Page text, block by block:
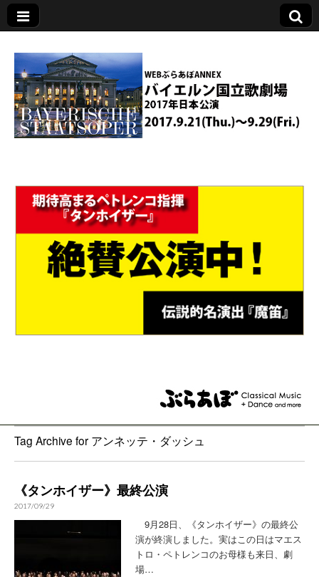
バイエルン国立歌
劇場2017年日本公
演
Tag Archive for アンネッテ・ダッシュ
《タンホイザー》最終公演
2017/09/29
9月28日、《タンホイザー》の最終公
演が終演しました。実はこの日はマエス
トロ・ペトレンコのお母様も来日、劇
場…